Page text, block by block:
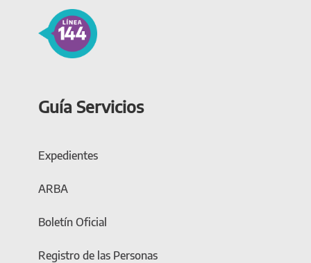
Guía Servicios
Expedientes
ARBA
Boletín Oficial
Registro de las Personas